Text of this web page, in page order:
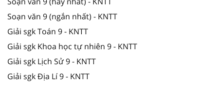
Soạn văn 9 (ngắn nhất) - KNTT
Giải sgk Toán 9 - KNTT
Giải sgk Khoa học tự nhiên 9 - KNTT
Giải sgk Lịch Sử 9 - KNTT
Giải sgk Địa Lí 9 - KNTT